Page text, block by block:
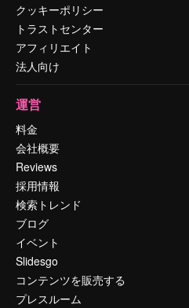
クッキーポリシー
トラストセンター
アフィリエイト
法人向け
運営
料金
会社概要
Reviews
採用情報
検索トレンド
ブログ
イベント
Slidesgo
コンテンツを販売する
プレスルーム